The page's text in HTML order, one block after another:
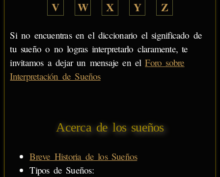
V
W X Y Z
Si no encuentras en el diccionario el significado de
tu sueño o no logras interpretarlo claramente, te
invitamos a dejar un mensaje en elForo sobre
Interpretación de Sueños
Acerca de los sueños
Breve Historia de los Sueños
Tipos de Sueños: